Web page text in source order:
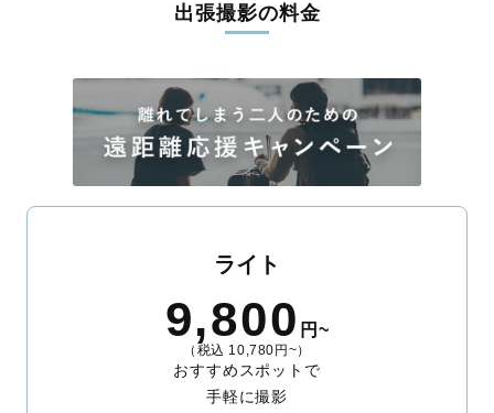
ィを身につけたプロのカメラマンが全国47都道府県に在籍してい
ます。創業10年のノウハウを活かし、思い出に残る素敵な撮影体
丁寧なレタッチで思い出を美しく仕上げます
撮影後は、独自の編集技術で写真の明るさや色合いを丁寧に調
整。自然な雰囲気を残しつつも、おしゃれで洗練された仕上がり
に。きっと「こんな写真を撮ってほしかった！」と思える一枚に
出会えます。まずは、ラブグラフの
出張撮影の料金
ライト
9,800 円~
（税込 10,780円~）
おすすめスポットで
手軽に撮影